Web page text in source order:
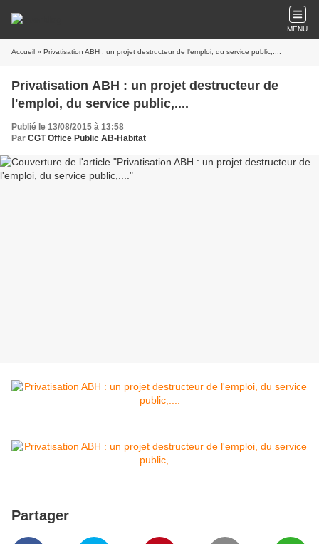
MENU
Accueil » Privatisation ABH : un projet destructeur de l'emploi, du service public,....
Privatisation ABH : un projet destructeur de
l'emploi, du service public,....
Publié le 13/08/2015 à 13:58
Par CGT Office Public AB-Habitat
Partager